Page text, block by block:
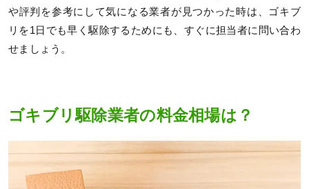
や評判を参考にして気になる業者が見つかった時は、ゴキブ
リを1日でも早く駆除するためにも、すぐに担当者に問い合わ
せましょう。
ゴキブリ駆除業者の料金相場は？